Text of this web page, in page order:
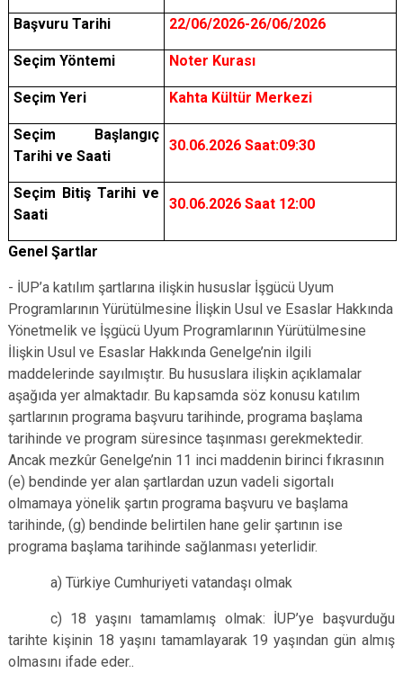
Başvuru Tarihi 22/06/2026-26/06/2026
Seçim Yöntemi Noter Kurası
Seçim Yeri Kahta Kültür Merkezi
Seçim Başlangıç
Tarihi ve Saati
30.06.2026 Saat:09:30
Seçim Bitiş Tarihi ve
Saati
30.06.2026 Saat 12:00
Genel Şartlar
- İUP’a katılım şartlarına ilişkin hususlar İşgücü Uyum
Programlarının Yürütülmesine İlişkin Usul ve Esaslar Hakkında
Yönetmelik ve İşgücü Uyum Programlarının Yürütülmesine
İlişkin Usul ve Esaslar Hakkında Genelge’nin ilgili
maddelerinde sayılmıştır. Bu hususlara ilişkin açıklamalar
aşağıda yer almaktadır. Bu kapsamda söz konusu katılım
şartlarının programa başvuru tarihinde, programa başlama
tarihinde ve program süresince taşınması gerekmektedir.
Ancak mezkûr Genelge’nin 11 inci maddenin birinci fıkrasının
(e) bendinde yer alan şartlardan uzun vadeli sigortalı
olmamaya yönelik şartın programa başvuru ve başlama
tarihinde, (g) bendinde belirtilen hane gelir şartının ise
programa başlama tarihinde sağlanması yeterlidir.
a) Türkiye Cumhuriyeti vatandaşı olmak
c) 18 yaşını tamamlamış olmak: İUP’ye başvurduğu
tarihte kişinin 18 yaşını tamamlayarak 19 yaşından gün almış
olmasını ifade eder..